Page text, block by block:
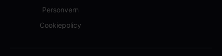
Personvern
Cookiepolicy